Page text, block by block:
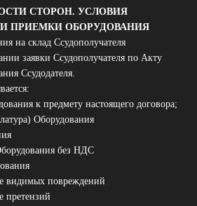
СТОРОН. УСЛОВИЯ
ПРИЕМКИ ОБОРУДОВАНИЯ
на склад Ссудополучателя
заявки Ссудополучателя по Акту
Ссудодателя.
к предмету настоящего договора;
Оборудования
без НДС
видимых повреждений
претензий